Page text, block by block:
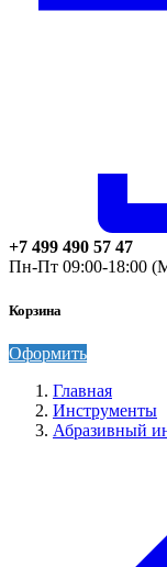
+7 499 490 57 47
Пн-Пт 09:00-18:00
Корзина
Оформить
Главная
Инструменты
Абразивный